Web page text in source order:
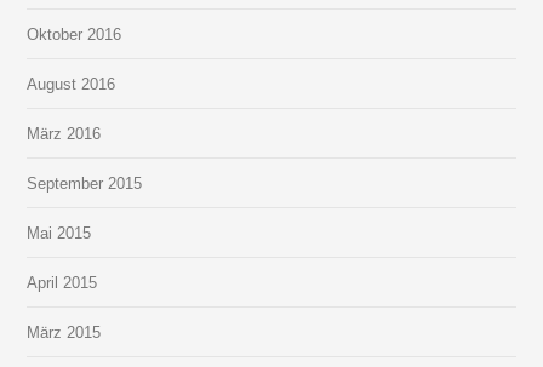
Oktober 2016
August 2016
März 2016
September 2015
Mai 2015
April 2015
März 2015